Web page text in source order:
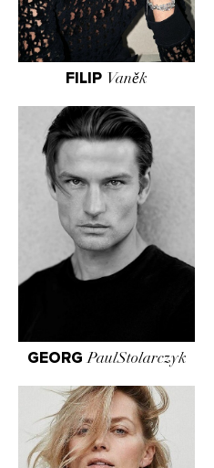
FILIP Vaněk
GEORG PaulStolarczyk